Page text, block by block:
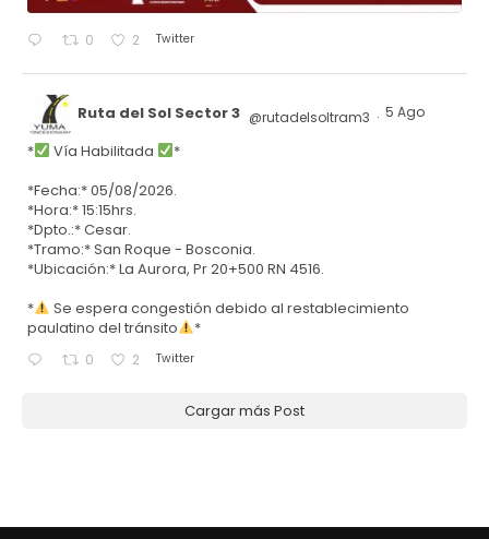
0 2 Twitter
Ruta del Sol Sector 3 @rutadelsoltram3 · 5 Ago
* Vía Habilitada
*
*Fecha:* 05/08/2026.
*Hora:* 15:15hrs.
*Dpto.:* Cesar.
*Tramo:* San Roque - Bosconia.
*Ubicación:* La Aurora, Pr 20+500 RN 4516.
*
Se espera congestión debido al restablecimiento
paulatino del tránsito
*
0 2 Twitter
Cargar más Post